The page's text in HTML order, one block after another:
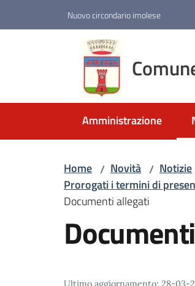
Nuovo circondario imolese
Amministrazione
Home / Novità / Notizie
Prorogati i termini di
Documenti allegati